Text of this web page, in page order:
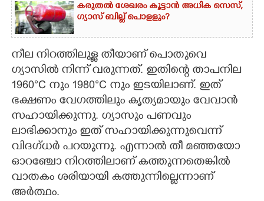
കരുതൽ ശേഖരം കൂട്ടാൻ അധിക സെസ്,
ഗ്യാസ് ബില്ല് പൊളളും?
നീല നിറത്തിലുള്ള തീയാണ് പൊതുവെ
ഗ്യാസിൽ നിന്ന് വരുന്നത്. ഇതിന്റെ താപനില
1960°C നും 1980°C നും ഇടയിലാണ്. ഇത്
ഭക്ഷണം വേഗത്തിലും കൃത്യമായും വേവാൻ
സഹായിക്കുന്നു. ഗ്യാസും പണവും
ലാഭിക്കാനും ഇത് സഹായിക്കുന്നുവെന്ന്
വിദഗ്ധർ പറയുന്നു. എന്നാൽ തീ മഞ്ഞയോ
ഓറഞ്ചോ നിറത്തിലാണ് കത്തുന്നതെങ്കിൽ
വാതകം ശരിയായി കത്തുന്നില്ലെന്നാണ്
അർത്ഥം.